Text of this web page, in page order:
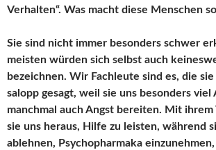
Verhalten“. Was macht diese Menschen
Sie sind nicht immer besonders schwer
meisten würden sich selbst auch
bezeichnen. Wir Fachleute sind es, die
salopp gesagt, weil sie uns besonders
manchmal auch Angst bereiten. Mit
sie uns heraus, Hilfe zu leisten, während
ablehnen, Psychopharmaka